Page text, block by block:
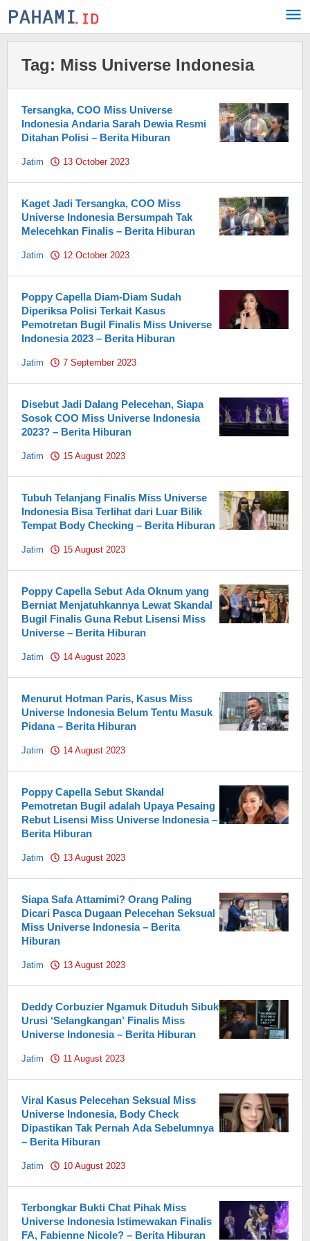
Skip
to
Tag: Miss Universe Indonesia
Tersangka, COO Miss Universe
Indonesia Andaria Sarah Dewia Resmi
Ditahan Polisi – Berita Hiburan
Jatim 13 October 2023
Kaget Jadi Tersangka, COO Miss
Universe Indonesia Bersumpah Tak
Melecehkan Finalis – Berita Hiburan
Jatim 12 October 2023
Poppy Capella Diam-Diam Sudah
Diperiksa Polisi Terkait Kasus
Pemotretan Bugil Finalis Miss Universe
Indonesia 2023 – Berita Hiburan
Jatim 7 September 2023
Disebut Jadi Dalang Pelecehan, Siapa
Sosok COO Miss Universe Indonesia
2023? – Berita Hiburan
Jatim 15 August 2023
Tubuh Telanjang Finalis Miss Universe
Indonesia Bisa Terlihat dari Luar Bilik
Tempat Body Checking – Berita Hiburan
Jatim 15 August 2023
Poppy Capella Sebut Ada Oknum yang
Berniat Menjatuhkannya Lewat Skandal
Bugil Finalis Guna Rebut Lisensi Miss
Universe – Berita Hiburan
Jatim 14 August 2023
Menurut Hotman Paris, Kasus Miss
Universe Indonesia Belum Tentu Masuk
Pidana – Berita Hiburan
Jatim 14 August 2023
Poppy Capella Sebut Skandal
Pemotretan Bugil adalah Upaya Pesaing
Rebut Lisensi Miss Universe Indonesia –
Berita Hiburan
Jatim 13 August 2023
Siapa Safa Attamimi? Orang Paling
Dicari Pasca Dugaan Pelecehan Seksual
Miss Universe Indonesia – Berita
Hiburan
Jatim 13 August 2023
Deddy Corbuzier Ngamuk Dituduh Sibuk
Urusi ‘Selangkangan’ Finalis Miss
Universe Indonesia – Berita Hiburan
Jatim 11 August 2023
Viral Kasus Pelecehan Seksual Miss
Universe Indonesia, Body Check
Dipastikan Tak Pernah Ada Sebelumnya
– Berita Hiburan
Jatim 10 August 2023
Terbongkar Bukti Chat Pihak Miss
Universe Indonesia Istimewakan Finalis
FA, Fabienne Nicole? – Berita Hiburan